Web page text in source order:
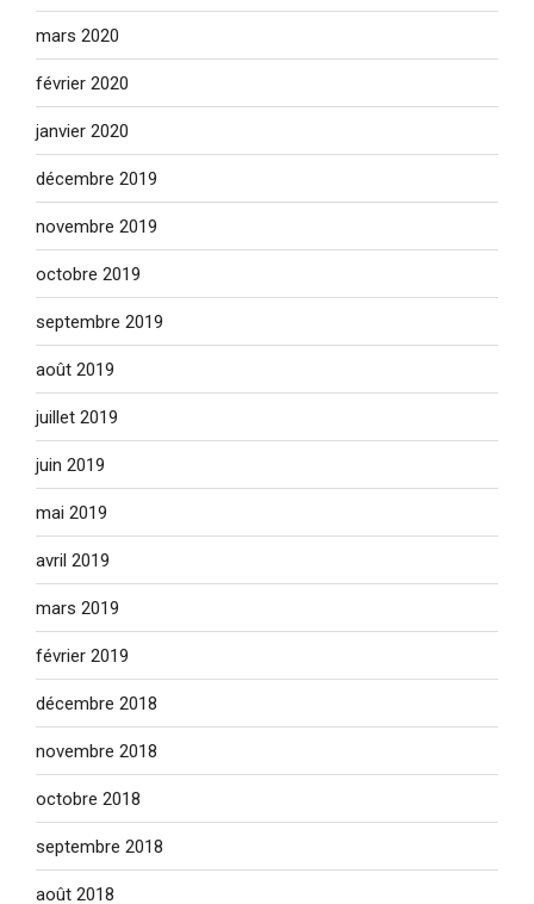
mars 2020
février 2020
janvier 2020
décembre 2019
novembre 2019
octobre 2019
septembre 2019
août 2019
juillet 2019
juin 2019
mai 2019
avril 2019
mars 2019
février 2019
décembre 2018
novembre 2018
octobre 2018
septembre 2018
août 2018